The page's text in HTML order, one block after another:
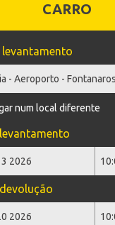
CARRO
levantamento
num local diferente